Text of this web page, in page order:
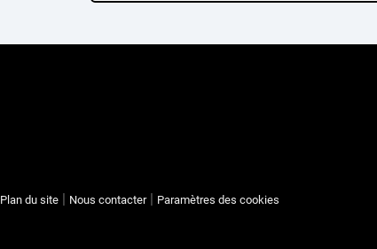
Plan du site Nous contacter Paramètres des cookies